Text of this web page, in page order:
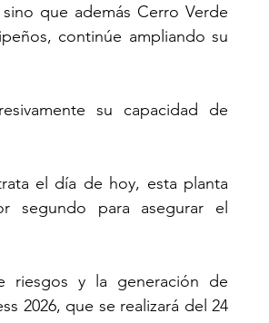
que además Cerro Verde
continúe ampliando su
su capacidad de
el día de hoy, esta planta
segundo para asegurar el
riesgos y la generación de
2026, que se realizará del 24